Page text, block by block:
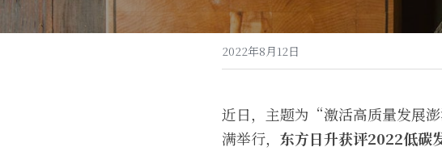
2022年8月12日
近日，主题为“激活高质量发展
满举行， 东方日升获评2022低碳